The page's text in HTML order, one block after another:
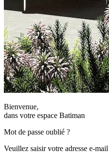
Bienvenue,
dans votre espace Batiman
Mot de passe oublié ?
Veuillez saisir votre adresse e-